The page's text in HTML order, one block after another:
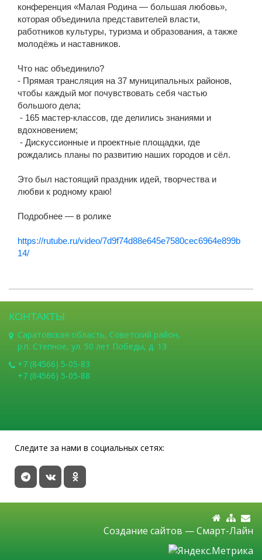
конференция «Малая Родина — большая любовь»,
которая объединила представителей власти,
работников культуры, туризма и образования, а также
молодёжь и наставников.
Что нас объединило?
- Прямая трансляция на 37 муниципальных районов,
чтобы каждый мог почувствовать себя частью
большого дела;
- 165 мастер-классов, где делились знаниями и
вдохновением;
- Дискуссионные и проектные площадки, где
рождались планы по развитию наших городов и сёл.
Это был настоящий праздник идей, творчества и
любви к родному краю!
Подробнее — в ролике
https://rutube.ru/video/7d9f74d88e645e7580cec6964e899b
14/
КОНТАКТЫ
Саратовская область, Советский район,
р.п. Степное, ул. 50 лет Победы, д. 13
+7 (84566) 5-05-83
+7 (84566) 5-05-88
Следите за нами в социальных сетях:
Создание сайтов —Смарт-Лайн